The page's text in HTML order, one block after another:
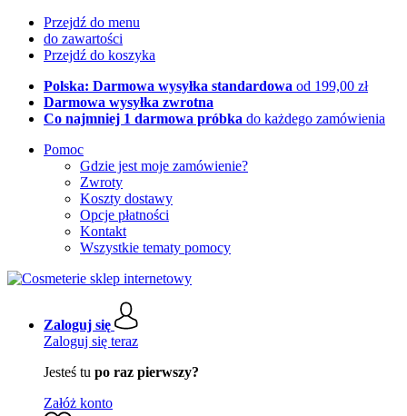
Przejdź do menu
do zawartości
Przejdź do koszyka
Polska: Darmowa wysyłka standardowa od 199,00 zł
Darmowa wysyłka zwrotna
Co najmniej 1 darmowa próbka do każdego zamówienia
Pomoc
Gdzie jest moje zamówienie?
Zwroty
Koszty dostawy
Opcje płatności
Kontakt
Wszystkie tematy pomocy
Zaloguj się
Zaloguj się teraz
Jesteś tu po raz pierwszy?
Załóż konto